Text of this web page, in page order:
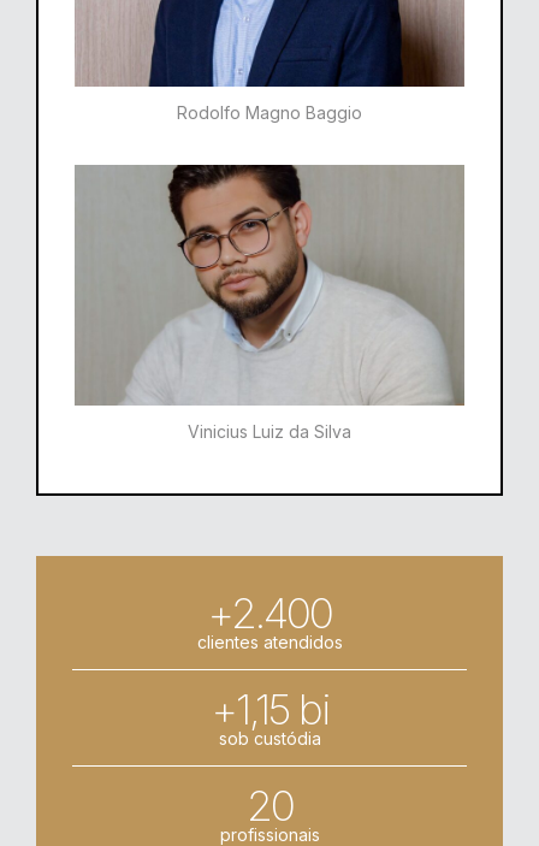
Rodolfo Magno Baggio​​
Vinicius Luiz da Silva
+2.400
clientes atendidos
+1,15 bi
sob custódia
20
profissionais